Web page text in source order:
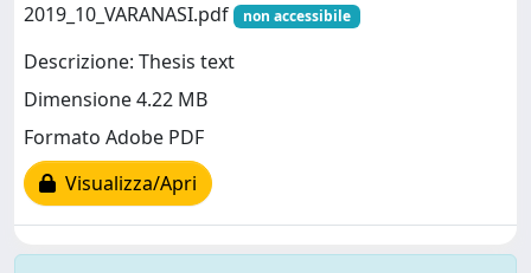
2019_10_VARANASI.pdf
non accessibile
Descrizione: Thesis text
Dimensione 4.22 MB
Formato Adobe PDF
Visualizza/Apri